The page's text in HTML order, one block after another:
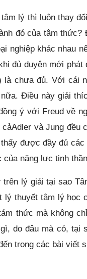
lý thì luôn thay
đó của tâm
nghiệp khác nhau
đủ duyên mới
là chưa đủ. Với cái
Điều này giải
ý với Freud về
và Jung
được đầy đủ
năng lực tinh
lý giải tại sao
thuyết tâm lý học
thức mà không
do đâu mà có,
trong các bài viết